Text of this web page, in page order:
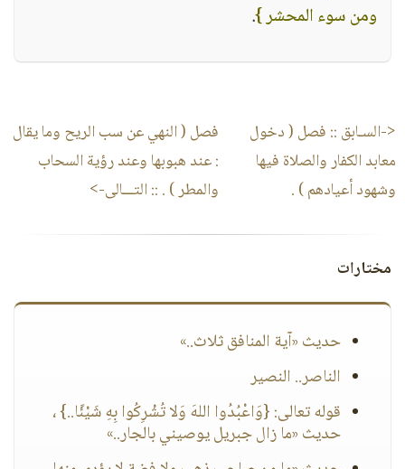
ومن سوء المحشر }.
<-السـابق :: فصل ( دخول
معابد الكفار والصلاة فيها
وشهود أعيادهم ) .
فصل ( النهي عن سب الريح وما يقال
: عند هبوبها وعند رؤية السحاب
والمطر ) . :: التـــالى->
مختارات
حديث «آية المنافق ثلاث..»
الناصر.. النصير
قوله تعالى: {وَاعْبُدُوا اللهَ وَلا تُشْرِكُوا بِهِ شَيْئًا..} ،
حديث «ما زال جبريل يوصيني بالجار..»